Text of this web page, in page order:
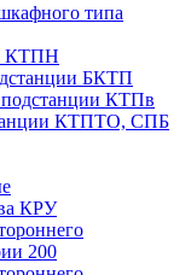
типа
КТПН
БКТП
подстанции КТПв
КТПТО, СПБ
КРУ
200